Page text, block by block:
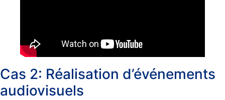
Cas 2: Réalisation d’événements
audiovisuels